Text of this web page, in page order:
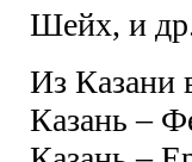
Шейх, и
Из Казани
Казань –